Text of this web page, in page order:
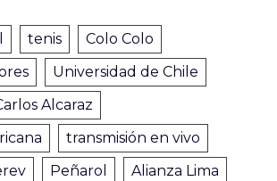
tenis
Colo Colo
Universidad de Chile
Alcaraz
transmisión en vivo
Peñarol
Alianza Lima